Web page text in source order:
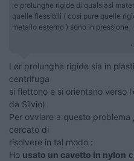
le prolunghe rigide di qualsiasi
quelle flessibili ( cosi pure quelle
metallo esterno ) sono in pressione
Ler prolunghe rigide sia in
centrifuga
si flettono e si orientano verso
da Silvio)
Per ovviare a questo
cercato di
risolvere in tal modo :
Ho usato un cavetto in nylon